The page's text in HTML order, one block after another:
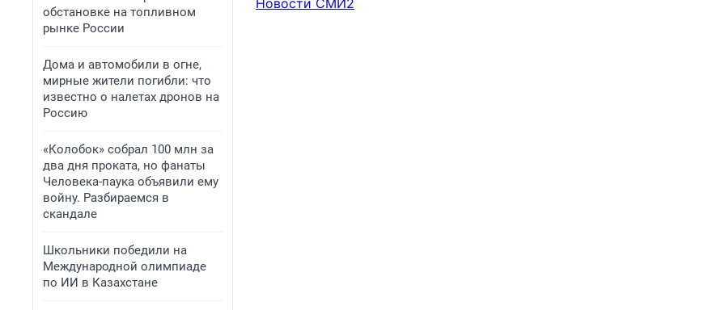
обстановке на топливном
рынке России
Дома и автомобили в огне,
мирные жители погибли: что
известно о налетах дронов на
Россию
«Колобок» собрал 100 млн за
два дня проката, но фанаты
Человека-паука объявили ему
войну. Разбираемся в
скандале
Школьники победили на
Международной олимпиаде
по ИИ в Казахстане
Новости СМИ2